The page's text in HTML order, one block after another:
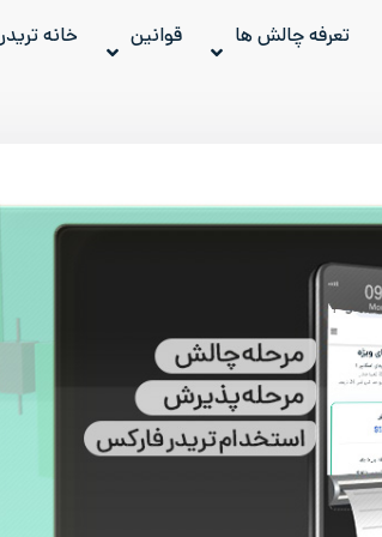
تعرفه چالش ها قوانین خانه تریدر